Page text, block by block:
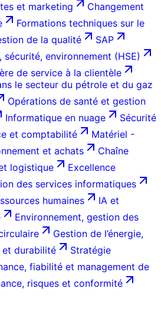
et marketing
Changement
Formations techniques sur le
de la qualité
SAP
sécurité, environnement (HSE)
de service à la clientèle
le secteur du pétrole et du gaz
Opérations de santé et gestion
Informatique en nuage
Sécurité
et comptabilité
Matériel -
et achats
Chaîne
logistique
Excellence
des services informatiques
humaines
IA et
Environnement, gestion des
Gestion de l’énergie,
durabilité
Stratégie
fiabilité et management de
risques et conformité